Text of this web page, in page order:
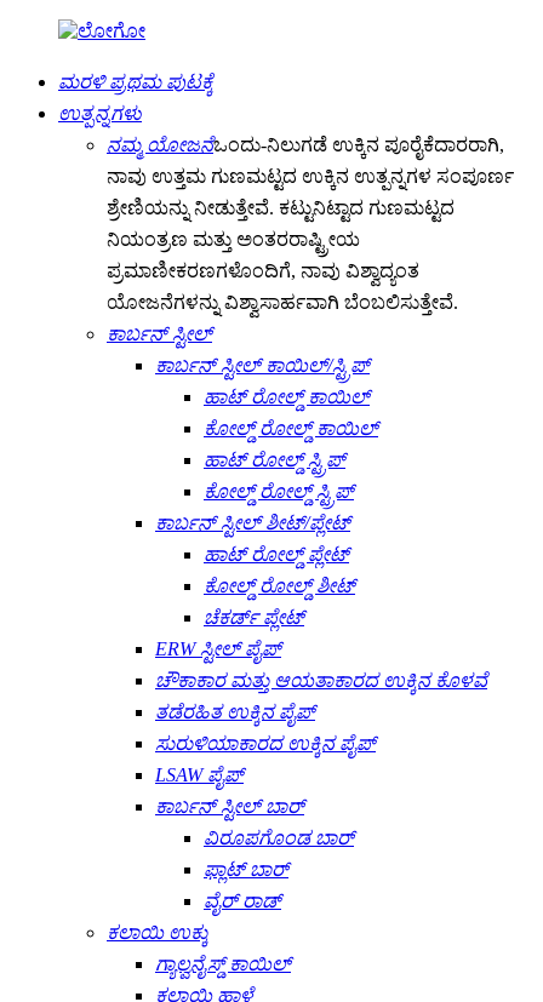
ಮರಳಿ ಪ್ರಥಮ ಪುಟಕ್ಕೆ
ಉತ್ಪನ್ನಗಳು
ನಮ್ಮ ಯೋಜನೆಒಂದು-ನಿಲುಗಡೆ ಉಕ್ಕಿನ ಪೂರೈಕೆದಾರರಾಗಿ,
ನಾವು ಉತ್ತಮ ಗುಣಮಟ್ಟದ ಉಕ್ಕಿನ ಉತ್ಪನ್ನಗಳ ಸಂಪೂರ್ಣ
ಶ್ರೇಣಿಯನ್ನು ನೀಡುತ್ತೇವೆ. ಕಟ್ಟುನಿಟ್ಟಾದ ಗುಣಮಟ್ಟದ
ನಿಯಂತ್ರಣ ಮತ್ತು ಅಂತರರಾಷ್ಟ್ರೀಯ
ಪ್ರಮಾಣೀಕರಣಗಳೊಂದಿಗೆ, ನಾವು ವಿಶ್ವಾದ್ಯಂತ
ಯೋಜನೆಗಳನ್ನು ವಿಶ್ವಾಸಾರ್ಹವಾಗಿ ಬೆಂಬಲಿಸುತ್ತೇವೆ.
ಕಾರ್ಬನ್ ಸ್ಟೀಲ್
ಕಾರ್ಬನ್ ಸ್ಟೀಲ್ ಕಾಯಿಲ್/ಸ್ಟ್ರಿಪ್
ಹಾಟ್ ರೋಲ್ಡ್ ಕಾಯಿಲ್
ಕೋಲ್ಡ್ ರೋಲ್ಡ್ ಕಾಯಿಲ್
ಹಾಟ್ ರೋಲ್ಡ್ ಸ್ಟ್ರಿಪ್
ಕೋಲ್ಡ್ ರೋಲ್ಡ್ ಸ್ಟ್ರಿಪ್
ಕಾರ್ಬನ್ ಸ್ಟೀಲ್ ಶೀಟ್/ಪ್ಲೇಟ್
ಹಾಟ್ ರೋಲ್ಡ್ ಪ್ಲೇಟ್
ಕೋಲ್ಡ್ ರೋಲ್ಡ್ ಶೀಟ್
ಚೆಕರ್ಡ್ ಪ್ಲೇಟ್
ERW ಸ್ಟೀಲ್ ಪೈಪ್
ಚೌಕಾಕಾರ ಮತ್ತು ಆಯತಾಕಾರದ ಉಕ್ಕಿನ ಕೊಳವೆ
ತಡೆರಹಿತ ಉಕ್ಕಿನ ಪೈಪ್
ಸುರುಳಿಯಾಕಾರದ ಉಕ್ಕಿನ ಪೈಪ್
LSAW ಪೈಪ್
ಕಾರ್ಬನ್ ಸ್ಟೀಲ್ ಬಾರ್
ವಿರೂಪಗೊಂಡ ಬಾರ್
ಫ್ಲಾಟ್ ಬಾರ್
ವೈರ್ ರಾಡ್
ಕಲಾಯಿ ಉಕ್ಕು
ಗ್ಯಾಲ್ವನೈಸ್ಡ್ ಕಾಯಿಲ್
ಕಲಾಯಿ ಹಾಳೆ